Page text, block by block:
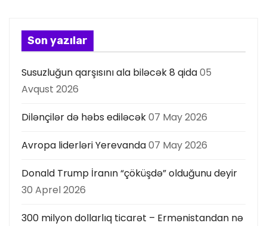
s
ı
Son yazılar
Susuzluğun qarşısını ala biləcək 8 qida05
Avqust 2026
Dilənçilər də həbs ediləcək07 May 2026
Avropa liderləri Yerevanda07 May 2026
Donald Trump İranın “çöküşdə” olduğunu deyir
30 Aprel 2026
300 milyon dollarlıq ticarət – Ermənistandan nə